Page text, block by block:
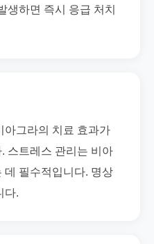
생하면 즉시 응급 처치
아그라의 치료 효과가
스트레스 관리는 비아
데 필수적입니다. 명상
다.